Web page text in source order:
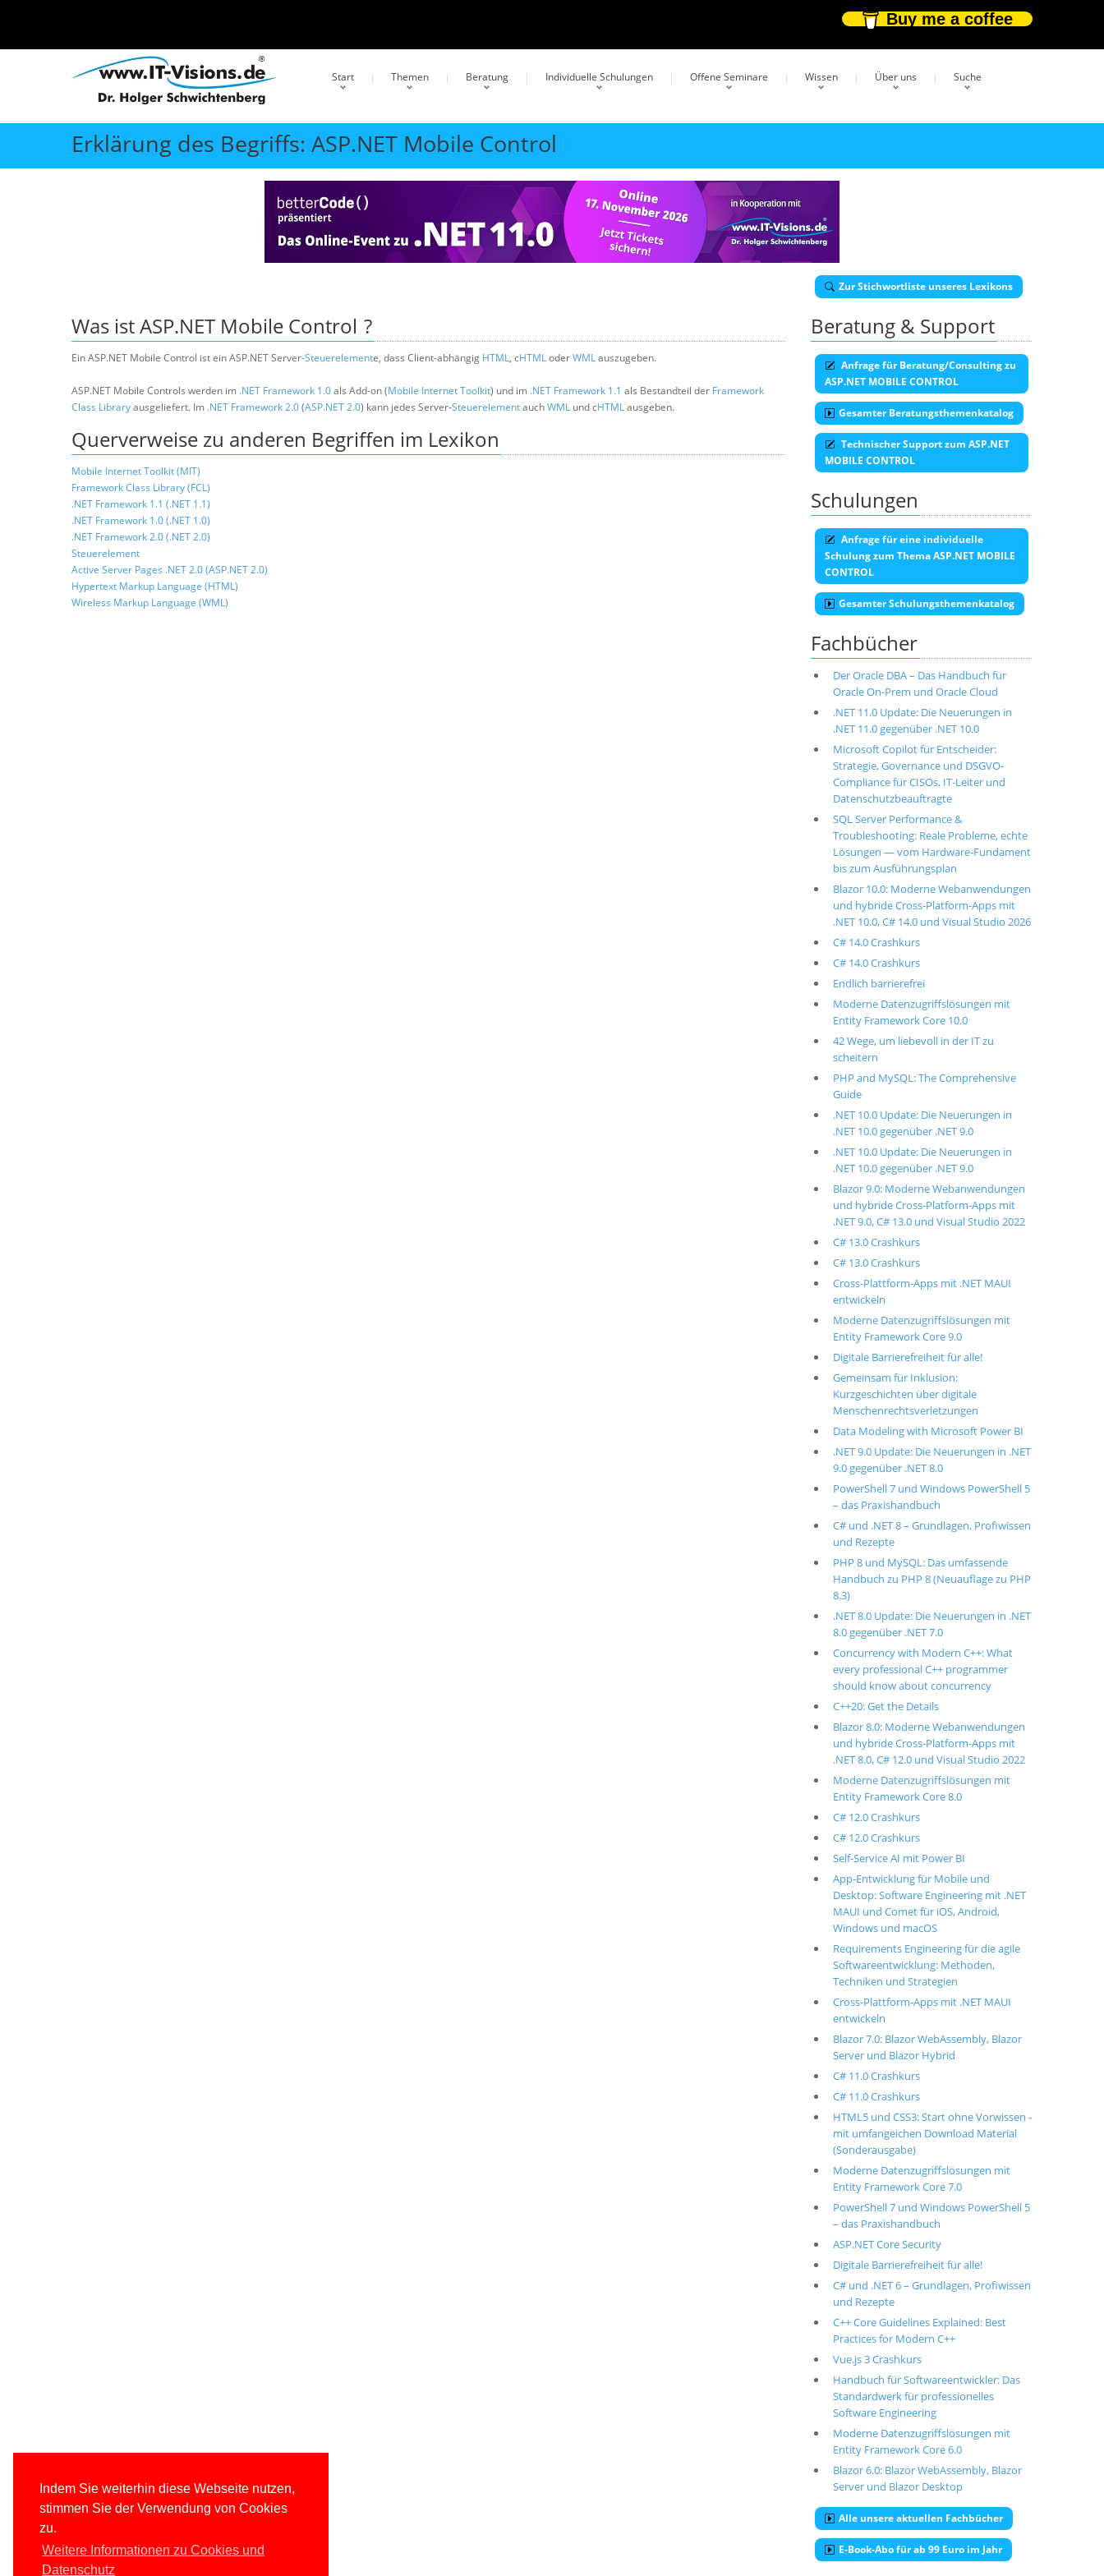
Indem Sie weiterhin diese Webseite nutzen,
stimmen Sie der Verwendung von Cookies
zu.
Weitere Informationen zu Cookies und
Datenschutz
Buy me a coffee
Start Themen Beratung Individuelle Schulungen Offene Seminare Wissen Über uns Suche
Erklärung des Begriffs: ASP.NET Mobile Control
Zur Stichwortliste unseres Lexikons
Was istASP.NET Mobile Control ?
Ein ASP.NET Mobile Control ist ein ASP.NET Server-Steuerelemente, dass Client-abhängig HTML, cHTMLoderWMLauszugeben.
ASP.NET Mobile Controls werden im .NET Framework 1.0als Add-on (Mobile Internet Toolkit) und im .NET Framework 1.1 als Bestandteil der Framework
Class Libraryausgeliefert. Im .NET Framework 2.0(ASP.NET 2.0) kann jedes Server-SteuerelementauchWML und cHTMLausgeben.
Querverweise zu anderen Begriffen im Lexikon
Mobile Internet Toolkit (MIT)
Framework Class Library (FCL)
.NET Framework 1.1 (.NET 1.1)
.NET Framework 1.0 (.NET 1.0)
.NET Framework 2.0 (.NET 2.0)
Steuerelement
Active Server Pages .NET 2.0 (ASP.NET 2.0)
Hypertext Markup Language (HTML)
Wireless Markup Language (WML)
Beratung & Support
Anfrage für Beratung/Consulting zu
ASP.NET MOBILE CONTROL
Gesamter Beratungsthemenkatalog
Technischer Support zum ASP.NET
MOBILE CONTROL
Schulungen
Anfrage für eine individuelle
Schulung zum Thema ASP.NET MOBILE
CONTROL
Gesamter Schulungsthemenkatalog
Fachbücher
Der Oracle DBA – Das Handbuch für
Oracle On-Prem und Oracle Cloud
.NET 11.0 Update: Die Neuerungen in
.NET 11.0 gegenüber .NET 10.0
Microsoft Copilot für Entscheider:
Strategie, Governance und DSGVO-
Compliance für CISOs, IT-Leiter und
Datenschutzbeauftragte
SQL Server Performance &
Troubleshooting: Reale Probleme, echte
Lösungen — vom Hardware-Fundament
bis zum Ausführungsplan
Blazor 10.0: Moderne Webanwendungen
und hybride Cross-Platform-Apps mit
.NET 10.0, C# 14.0 und Visual Studio 2026
C# 14.0 Crashkurs
C# 14.0 Crashkurs
Endlich barrierefrei
Moderne Datenzugriffslösungen mit
Entity Framework Core 10.0
42 Wege, um liebevoll in der IT zu
scheitern
PHP and MySQL: The Comprehensive
Guide
.NET 10.0 Update: Die Neuerungen in
.NET 10.0 gegenüber .NET 9.0
.NET 10.0 Update: Die Neuerungen in
.NET 10.0 gegenüber .NET 9.0
Blazor 9.0: Moderne Webanwendungen
und hybride Cross-Platform-Apps mit
.NET 9.0, C# 13.0 und Visual Studio 2022
C# 13.0 Crashkurs
C# 13.0 Crashkurs
Cross-Plattform-Apps mit .NET MAUI
entwickeln
Moderne Datenzugriffslösungen mit
Entity Framework Core 9.0
Digitale Barrierefreiheit für alle!
Gemeinsam für Inklusion:
Kurzgeschichten über digitale
Menschenrechtsverletzungen
Data Modeling with Microsoft Power BI
.NET 9.0 Update: Die Neuerungen in .NET
9.0 gegenüber .NET 8.0
PowerShell 7 und Windows PowerShell 5
– das Praxishandbuch
C# und .NET 8 – Grundlagen, Profiwissen
und Rezepte
PHP 8 und MySQL: Das umfassende
Handbuch zu PHP 8 (Neuauflage zu PHP
8.3)
.NET 8.0 Update: Die Neuerungen in .NET
8.0 gegenüber .NET 7.0
Concurrency with Modern C++: What
every professional C++ programmer
should know about concurrency
C++20: Get the Details
Blazor 8.0: Moderne Webanwendungen
und hybride Cross-Platform-Apps mit
.NET 8.0, C# 12.0 und Visual Studio 2022
Moderne Datenzugriffslösungen mit
Entity Framework Core 8.0
C# 12.0 Crashkurs
C# 12.0 Crashkurs
Self-Service AI mit Power BI
App-Entwicklung für Mobile und
Desktop: Software Engineering mit .NET
MAUI und Comet für iOS, Android,
Windows und macOS
Requirements Engineering für die agile
Softwareentwicklung: Methoden,
Techniken und Strategien
Cross-Plattform-Apps mit .NET MAUI
entwickeln
Blazor 7.0: Blazor WebAssembly, Blazor
Server und Blazor Hybrid
C# 11.0 Crashkurs
C# 11.0 Crashkurs
HTML5 und CSS3: Start ohne Vorwissen -
mit umfangeichen Download Material
(Sonderausgabe)
Moderne Datenzugriffslösungen mit
Entity Framework Core 7.0
PowerShell 7 und Windows PowerShell 5
– das Praxishandbuch
ASP.NET Core Security
Digitale Barrierefreiheit für alle!
C# und .NET 6 – Grundlagen, Profiwissen
und Rezepte
C++ Core Guidelines Explained: Best
Practices for Modern C++
Vue.js 3 Crashkurs
Handbuch für Softwareentwickler: Das
Standardwerk für professionelles
Software Engineering
Moderne Datenzugriffslösungen mit
Entity Framework Core 6.0
Blazor 6.0: Blazor WebAssembly, Blazor
Server und Blazor Desktop
Alle unsere aktuellen Fachbücher
E-Book-Abo für ab 99 Euro im Jahr